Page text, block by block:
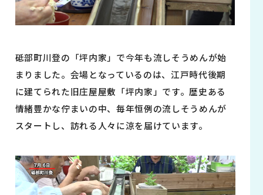
砥部町川登の「坪内家」で今年も流しそうめんが始
まりました。会場となっているのは、江戸時代後期
に建てられた旧庄屋屋敷「坪内家」です。歴史ある
情緒豊かな佇まいの中、毎年恒例の流しそうめんが
スタートし、訪れる人々に涼を届けています。